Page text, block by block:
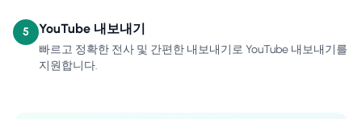
5 YouTube 내보내기
빠르고 정확한 전사 및 간편한 내보내기로 YouTube 내보내기를
지원합니다.